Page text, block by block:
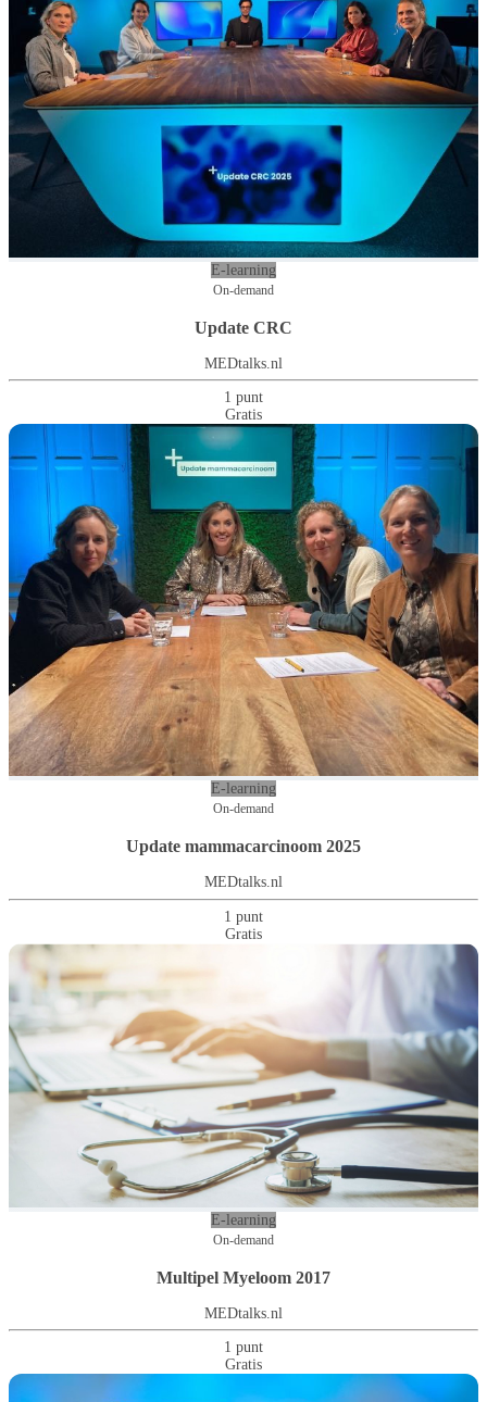
E-learning
On-demand
Update CRC
MEDtalks.nl
1 punt
Gratis
E-learning
On-demand
Update mammacarcinoom 2025
MEDtalks.nl
1 punt
Gratis
E-learning
On-demand
Multipel Myeloom 2017
MEDtalks.nl
1 punt
Gratis